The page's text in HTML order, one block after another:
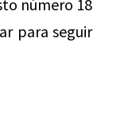
número 18
para seguir